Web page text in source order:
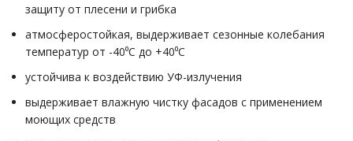
защиту от плесени и грибка
атмосферостойкая, выдерживает сезонные колебания
температур от -40⁰С до +40⁰С
устойчива к воздействию УФ-излучения
выдерживает влажную чистку фасадов с применением
моющих средств